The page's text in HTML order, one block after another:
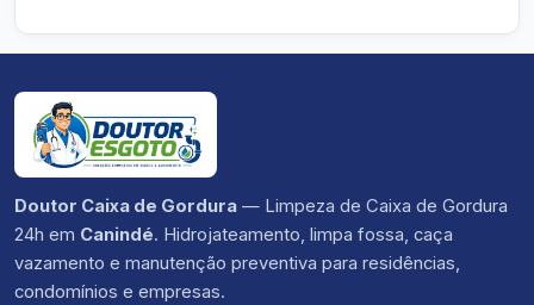
Doutor Caixa de Gordura — Limpeza de Caixa de Gordura
24h em Canindé. Hidrojateamento, limpa fossa, caça
vazamento e manutenção preventiva para residências,
condomínios e empresas.